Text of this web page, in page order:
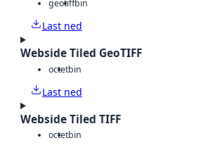
geotiffbin
Last ned
Webside Tiled GeoTIFF
octetbin
Last ned
Webside Tiled TIFF
octetbin